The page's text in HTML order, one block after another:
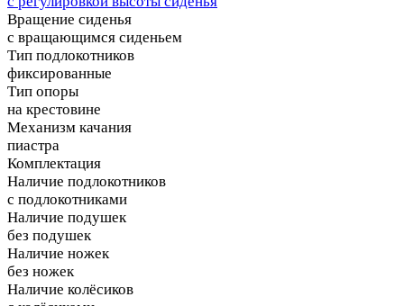
Вращение сиденья
с вращающимся сиденьем
Тип подлокотников
фиксированные
Тип опоры
на крестовине
Механизм качания
пиастра
Комплектация
Наличие подлокотников
с подлокотниками
Наличие подушек
без подушек
Наличие ножек
без ножек
Наличие колёсиков